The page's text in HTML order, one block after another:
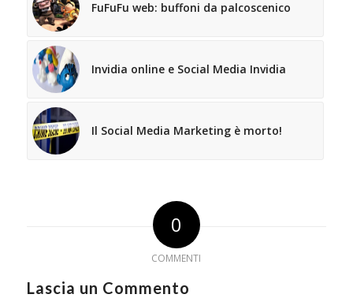
FuFuFu web: buffoni da palcoscenico
Invidia online e Social Media Invidia
Il Social Media Marketing è morto!
0
COMMENTI
Lascia un Commento